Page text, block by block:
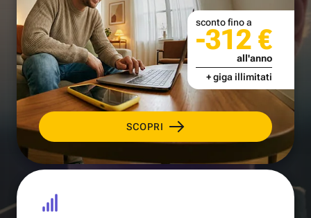
SCOPRI
sconto fino a
-312 €
all'anno
+ giga illimitati